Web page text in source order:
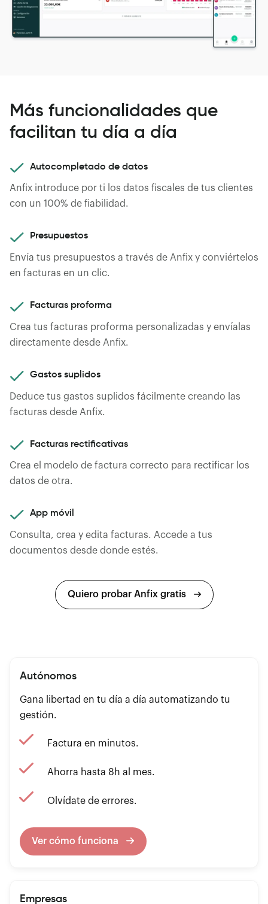
Más funcionalidades que
facilitan tu día a día
Autocompletado de datos
Anfix introduce por ti los datos fiscales de tus clientes
con un 100% de fiabilidad.
Presupuestos
Envía tus presupuestos a través de Anfix y conviértelos
en facturas en un clic.
Facturas proforma
Crea tus facturas proforma personalizadas y envíalas
directamente desde Anfix.
Gastos suplidos
Deduce tus gastos suplidos fácilmente creando las
facturas desde Anfix.
Facturas rectificativas
Crea el modelo de factura correcto para rectificar los
datos de otra.
App móvil
Consulta, crea y edita facturas. Accede a tus
documentos desde donde estés.
Quiero probar Anfix gratis
Autónomos
Gana libertad en tu día a día automatizando tu
gestión.
Factura en minutos.
Ahorra hasta 8h al mes.
Olvídate de errores.
Ver cómo funciona
Empresas